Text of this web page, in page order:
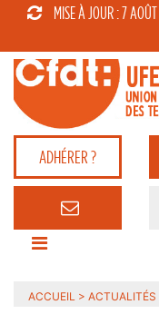
MISE À JOUR : 7
ADHÉRER ?
ACCUEIL > ACTUALITÉS